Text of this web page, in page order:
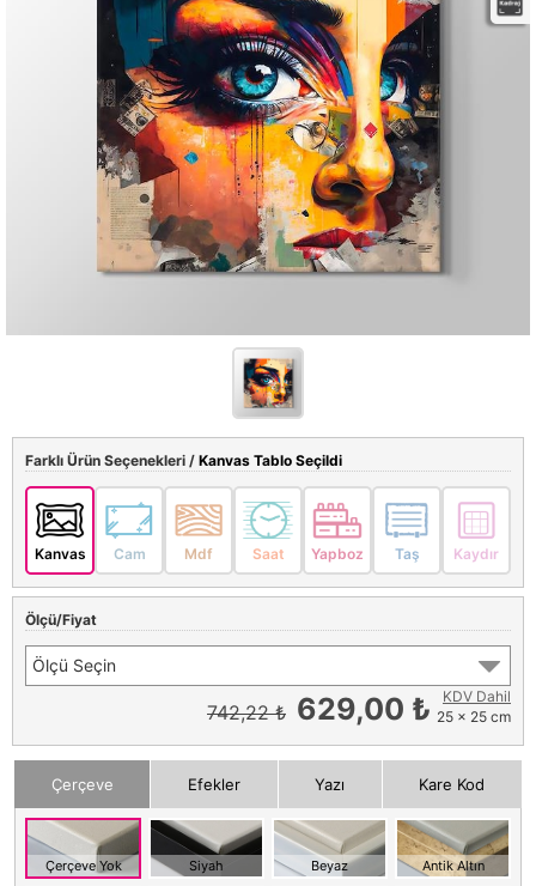
Farklı Ürün Seçenekleri / Kanvas Tablo Seçildi
Kanvas Cam Mdf Saat Yapboz Taş Kaydır
Ölçü/Fiyat
Ölçü Seçin
742,22 ₺ 629,00 ₺
KDV Dahil
25 x 25 cm
Çerçeve Efekler Yazı Kare Kod
Çerçeve Yok Siyah Beyaz Antik Altın